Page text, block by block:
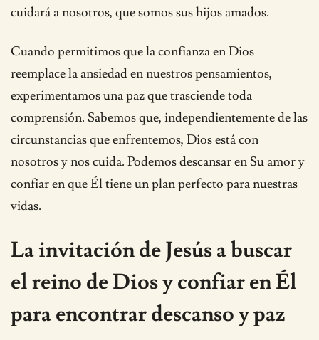
cuidará a nosotros, que somos sus hijos amados.
Cuando permitimos que la confianza en Dios
reemplace la ansiedad en nuestros pensamientos,
experimentamos una paz que trasciende toda
comprensión. Sabemos que, independientemente de las
circunstancias que enfrentemos, Dios está con
nosotros y nos cuida. Podemos descansar en Su amor y
confiar en que Él tiene un plan perfecto para nuestras
vidas.
La invitación de Jesús a buscar
el reino de Dios y confiar en Él
para encontrar descanso y paz